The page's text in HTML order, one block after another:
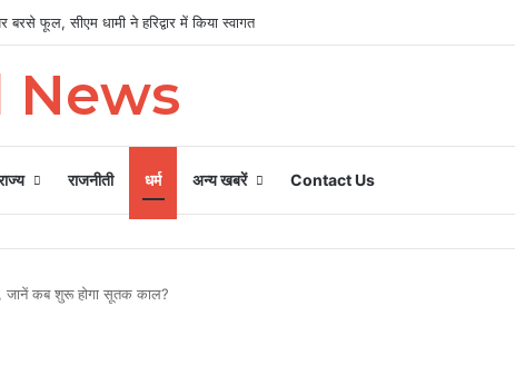
बरसे फूल, सीएम धामी ने हरिद्वार में किया स्वागत
News
राजनीती धर्म अन्य खबरें Contact Us
जानें कब शुरू होगा सूतक काल?